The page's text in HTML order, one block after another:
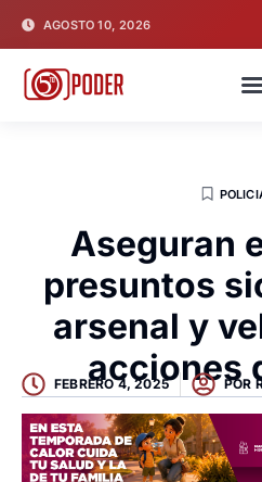
AGOSTO 10, 2026
Aseguran
presuntos
arsenal y
acciones
FEBRERO 4, 2025 POR